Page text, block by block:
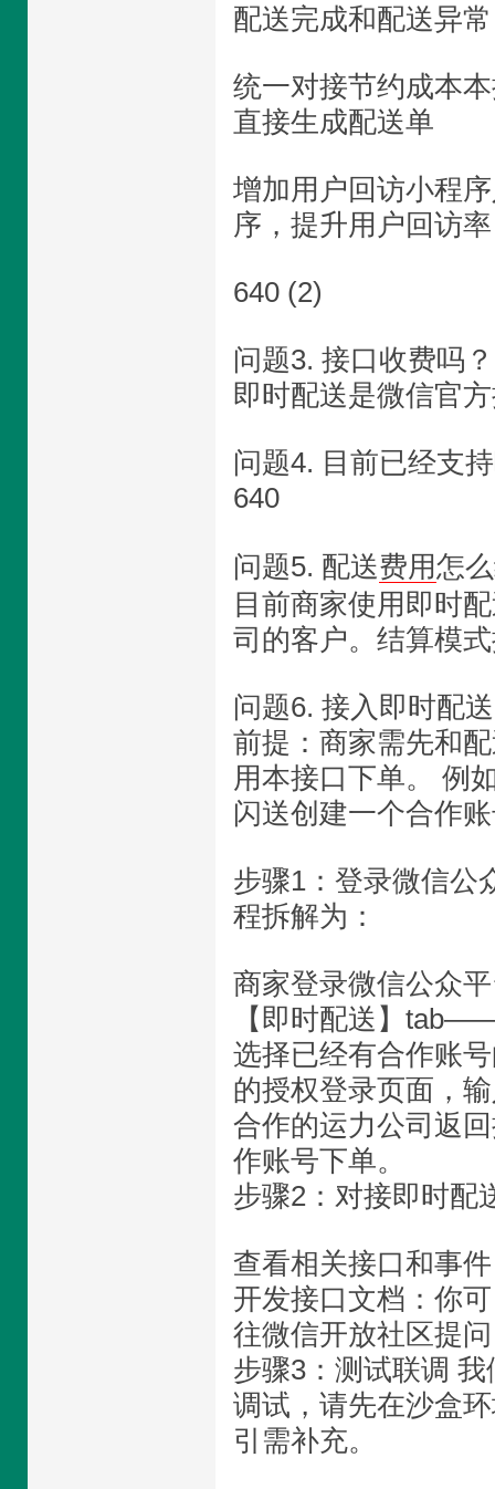
配送完成和配送异
统一对接节约成本
直接生成配送单
增加用户回访小程
序，提升用户回访
640 (2)
问题3. 接口收费吗？
即时配送是微信官
问题4. 目前已经支
640
问题5. 配送费用怎
目前商家使用即时
司的客户。结算模
问题6. 接入即时配
前提：商家需先和
用本接口下单。 例
闪送创建一个合作
步骤1：登录微信公
程拆解为：
商家登录微信公众
【即时配送】
选择已经有合作账
的授权登录页面，
合作的运力公司返
作账号下单。
步骤2：对接即时配
查看相关接口和事件
开发接口文档：你
往微信开放社区提
步骤3：测试联调
调试，请先在沙盒
引需补充。